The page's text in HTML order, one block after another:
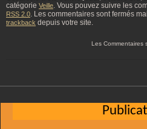
catégorie Veille. Vous pouvez suivre les
RSS 2.0. Les commentaires sont fermés
trackback depuis votre site.
Les Commentaires